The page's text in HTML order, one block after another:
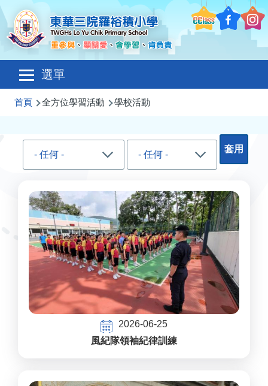
移至主內容
選單
Main
navigation
導
連
首頁 全方位學習活動 學校活動
2026-06-25
風紀隊領袖紀律訓練